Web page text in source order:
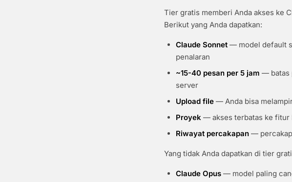
Tier gratis memberi Anda akses ke
Berikut yang Anda dapatkan:
Claude Sonnet — model default
penalaran
~15-40 pesan per 5 jam — batas
server
Upload file — Anda bisa
Proyek — akses terbatas ke fitur
Riwayat percakapan —
Yang tidak Anda dapatkan di tier
Claude Opus — model paling